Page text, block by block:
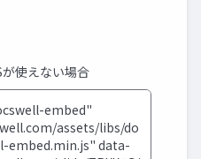
が使えない場合